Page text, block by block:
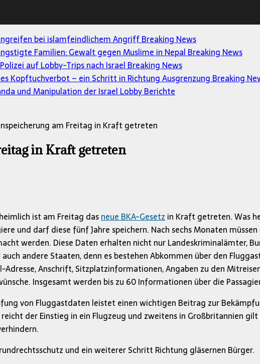
bei islamfeindlichem AngriffBreaking News
Familien: Gewalt gegen Muslime in Nepal Breaking News
auf Lobby-Trips nach Israel Breaking News
Kopftuchverbot – ein Schritt in Richtung Ausgrenzung Breaking
und Manipulation der Israel LobbyBerichte
am Freitag in Kraft getreten
in Kraft getreten
ist am Freitag dasneue BKA-Gesetzin Kraft getreten. Was
und darf diese fünf Jahre speichern. Nach sechs Monaten
werden. Diese Daten erhalten nicht nur Landeskriminalämter,
andere Staaten, denn es bestehen Abkommen über den
Anschrift, Sitzplatzinformationen, Angaben zu den
Insgesamt werden bis zu 60 Informationen über die
von Fluggastdaten leistet einen wichtigen Beitrag zur
der Einstieg in ein Flugzeug und zweitens in Großbritannien
und ein weiterer Schritt Richtung gläsernen Bürger.